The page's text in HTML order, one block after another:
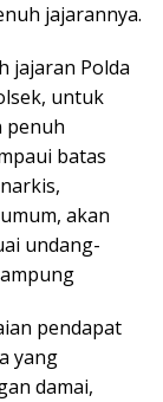
jajarannya.
jajaran Polda
untuk
penuh
batas
akan
undang-
pendapat
yang
damai,